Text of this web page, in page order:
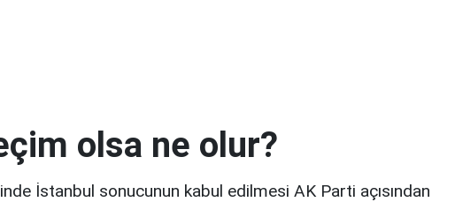
olsa ne olur?
İstanbul sonucunun kabul edilmesi AK Parti açısından